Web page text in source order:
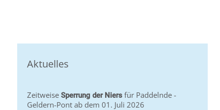
Aktuelles
Zeitweise Sperrung der Niers für Paddelnde -
Geldern-Pont ab dem 01. Juli 2026